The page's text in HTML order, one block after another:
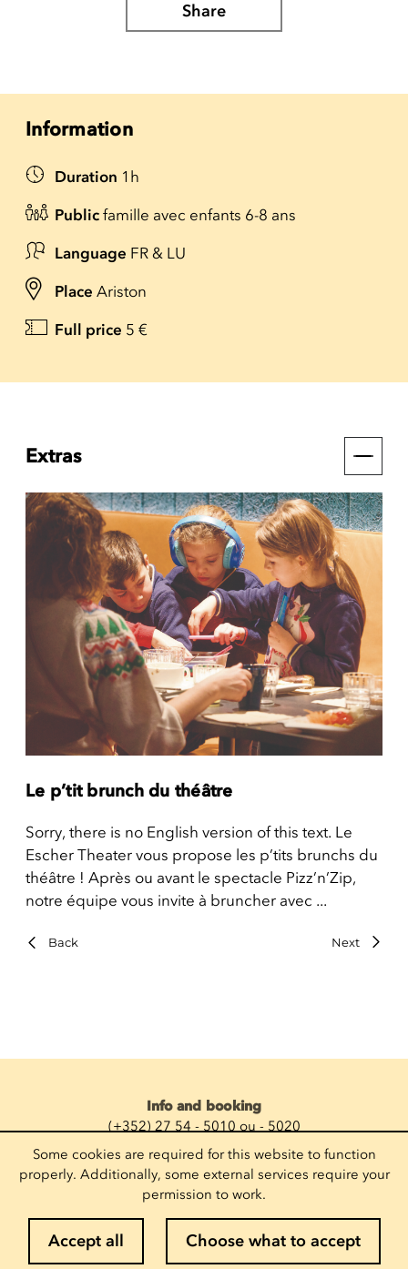
Share
Information
Duration 1h
Public famille avec enfants 6-8 ans
Language FR & LU
Place Ariston
Full price 5 €
Extras
Le p’tit brunch du théâtre
Sorry, there is no English version of this text. Le
Escher Theater vous propose les p’tits brunchs du
théâtre ! Après ou avant le spectacle Pizz’n’Zip,
notre équipe vous invite à bruncher avec ...
Back Next
Info and booking
(+352) 27 54 - 5010 ou - 5020
Send an emai
Follow us
Suscribe to the newsletter
Enter your email
Some cookies are required for this website to function
properly. Additionally, some external services require your
permission to work.
Accept all Choose what to accept